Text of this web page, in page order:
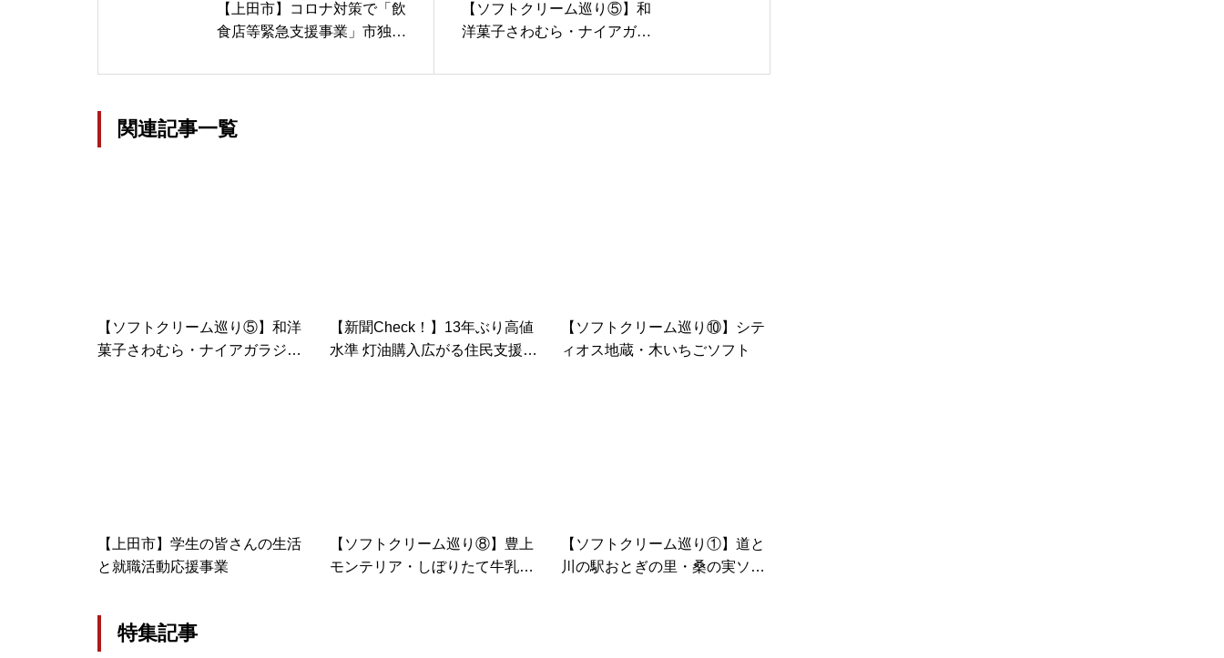
【上田市】コロナ対策で「飲
食店等緊急支援事業」市独自
提案
【ソフトクリーム巡り⑤】和
洋菓子さわむら・ナイアガラ
関連記事一覧
【ソフトクリーム巡り⑤】和洋
菓子さわむら・ナイアガラジェ
【新聞Check！】13年ぶり高値
水準 灯油購入広がる住民支援
【ソフトクリーム巡り⑩】シテ
ィオス地蔵・木いちごソフト
【上田市】学生の皆さんの生活
と就職活動応援事業
【ソフトクリーム巡り⑧】豊上
モンテリア・しぼりたて牛乳ジ
【ソフトクリーム巡り①】道と
川の駅おとぎの里・桑の実ソフ
特集記事